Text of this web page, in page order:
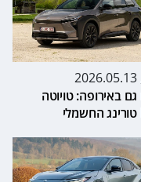
גם באירופה: טויוטה